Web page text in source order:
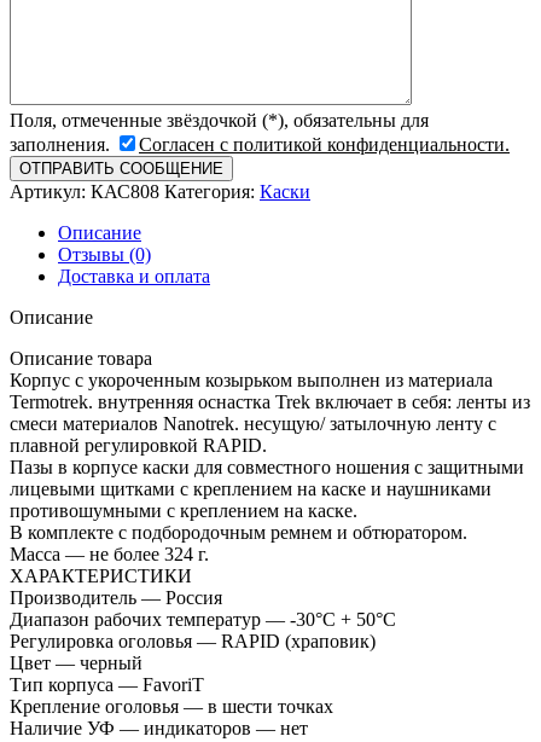
Поля, отмеченные звёздочкой (*), обязательны для
заполнения.
Согласен с политикой конфиденциальности.
Артикул: КАС808 Категория: Каски
Описание
Отзывы (0)
Доставка и оплата
Описание
Описание товара
Корпус с укороченным козырьком выполнен из материала
Termotrek. внутренняя оснастка Trek включает в себя: ленты из
смеси материалов Nanotrek. несущую/ затылочную ленту с
плавной регулировкой RAPID.
Пазы в корпусе каски для совместного ношения с защитными
лицевыми щитками с креплением на каске и наушниками
противошумными с креплением на каске.
В комплекте с подбородочным ремнем и обтюратором.
Масса — не более 324 г.
ХАРАКТЕРИСТИКИ
Производитель — Россия
Диапазон рабочих температур — -30°C + 50°C
Регулировка оголовья — RAPID (храповик)
Цвет — черный
Тип корпуса — FavoriT
Крепление оголовья — в шести точках
Наличие УФ — индикаторов — нет